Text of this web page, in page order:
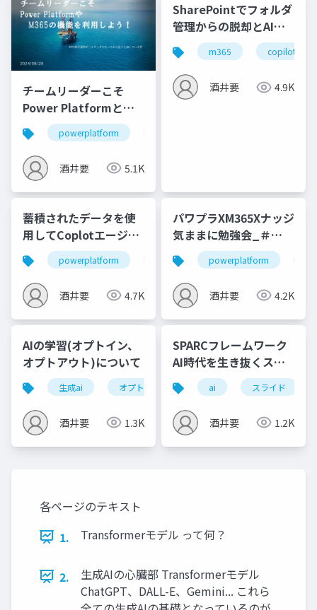
チームリーダーこそ
Power Platformと
M365を学ぼう
powerplatform
酒井要 5.1K
SharePointでフォルダ
管理からの脱却とAI活
用に向けたハイブリッ
ド化
m365 copilot
酒井要 4.9K
蓄積されたデータを使
用してCoplotエージェ
ントで活用する
powerplatform copilot エージェント
酒井要 4.7K
パワプラXM365Xナッジ
気ままに勉強会_＃
120_資料powerplatform
酒井要 4.2K
AIの学習(オプトイン、
オプトアウト)について
生成ai オプトアウト オプトイン
酒井要 1.3K
SPARCフレームワーク
AI時代を生き抜くスラ
イド作成
ai スライド
酒井要 1.2K
各ページのテキスト
1.
Transformerモデル って何？
2.
生成AIの心臓部 Transformerモデル
ChatGPT、DALL-E、Gemini... これら